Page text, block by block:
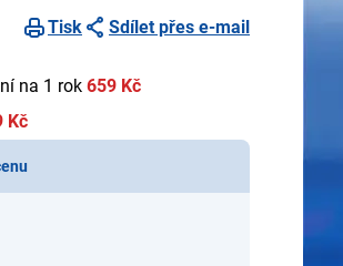
Tisk
Sdílet přes e-mail
na 1 rok 659 Kč
Kč